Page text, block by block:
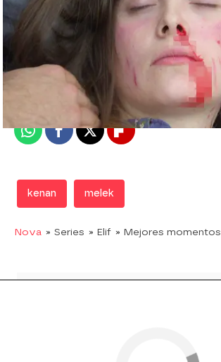
Madrid
25 de junio de 2019, 15:01
WhatsappFacebook
X Flipboard
kenan melek
Nova » Series » Elif » Mejores momentos